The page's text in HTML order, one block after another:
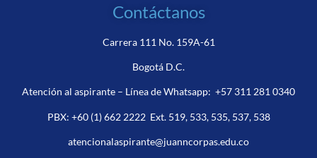
Contáctanos
Carrera 111 No. 159A-61
Bogotá D.C.
Atención al aspirante – Línea de Whatsapp: +57 311 281 0340
PBX: +60 (1) 662 2222Ext. 519, 533, 535, 537, 538
atencionalaspirante@juanncorpas.edu.co